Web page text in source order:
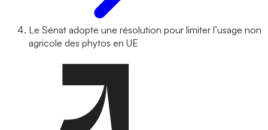
Le Sénat adopte une résolution pour limiter l’usage non
agricole des phytos en UE